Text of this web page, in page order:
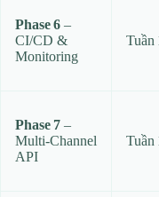
Phase 6 –
CI/CD &
Monitoring
Tuần
Phase 7 –
Multi‑Channel
API
Tuần